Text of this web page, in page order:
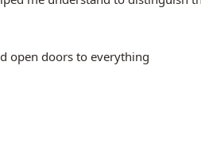
open doors to everything